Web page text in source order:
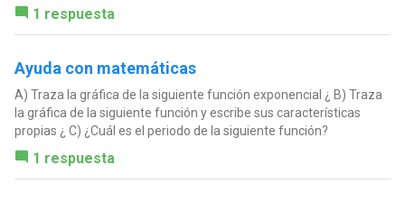
1 respuesta
Ayuda con matemáticas
A) Traza la gráfica de la siguiente función exponencial ¿ B) Traza
la gráfica de la siguiente función y escribe sus características
propias ¿ C) ¿Cuál es el periodo de la siguiente función?
1 respuesta